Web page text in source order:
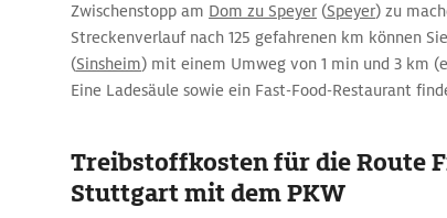
Zwischenstopp am Dom zu Speyer(Speyer) zu
Streckenverlauf nach 125 gefahrenen km können
(Sinsheim) mit einem Umweg von 1 min und 3 km
Eine Ladesäule sowie ein Fast-Food-Restaurant
Treibstoffkosten für die Route
Stuttgart mit dem PKW